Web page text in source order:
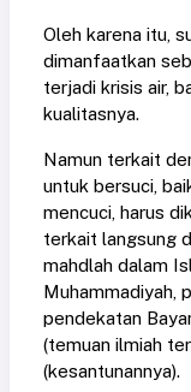
Oleh karena itu,
dimanfaatkan
terjadi krisis air,
kualitasnya.
Namun terkait
untuk bersuci,
mencuci, harus
terkait langsung
mahdlah dalam
Muhammadiyah,
pendekatan
(temuan ilmiah
(kesantunannya).